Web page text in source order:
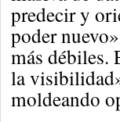
predecir y
poder
más débiles.
la
moldeando